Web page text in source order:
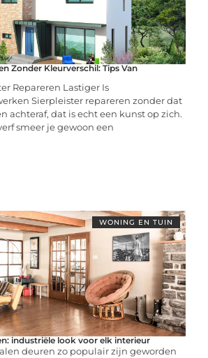
Zonder Kleurverschil: Tips Van
Repareren Lastiger Is
Sierpleister repareren zonder dat
achteraf, dat is echt een kunst op zich.
smeer je gewoon een
WONING EN TUIN
industriële look voor elk interieur
deuren zo populair zijn geworden